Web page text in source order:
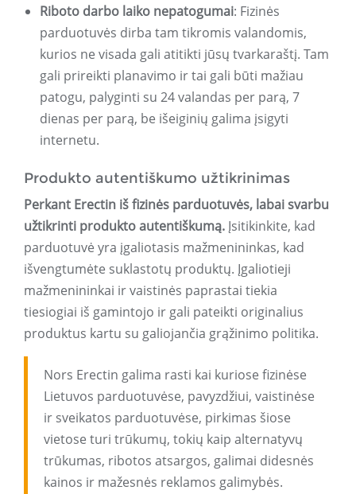
Riboto darbo laiko nepatogumai: Fizinės
parduotuvės dirba tam tikromis valandomis,
kurios ne visada gali atitikti jūsų tvarkaraštį. Tam
gali prireikti planavimo ir tai gali būti mažiau
patogu, palyginti su 24 valandas per parą, 7
dienas per parą, be išeiginių galima įsigyti
internetu.
Produkto autentiškumo užtikrinimas
Perkant Erectin iš fizinės parduotuvės, labai svarbu
užtikrinti produkto autentiškumą. Įsitikinkite, kad
parduotuvė yra įgaliotasis mažmenininkas, kad
išvengtumėte suklastotų produktų. Įgaliotieji
mažmenininkai ir vaistinės paprastai tiekia
tiesiogiai iš gamintojo ir gali pateikti originalius
produktus kartu su galiojančia grąžinimo politika.
Nors Erectin galima rasti kai kuriose fizinėse
Lietuvos parduotuvėse, pavyzdžiui, vaistinėse
ir sveikatos parduotuvėse, pirkimas šiose
vietose turi trūkumų, tokių kaip alternatyvų
trūkumas, ribotos atsargos, galimai didesnės
kainos ir mažesnės reklamos galimybės.